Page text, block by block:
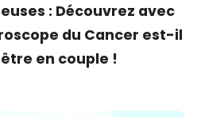
: Découvrez avec
du Cancer est-il
en couple !